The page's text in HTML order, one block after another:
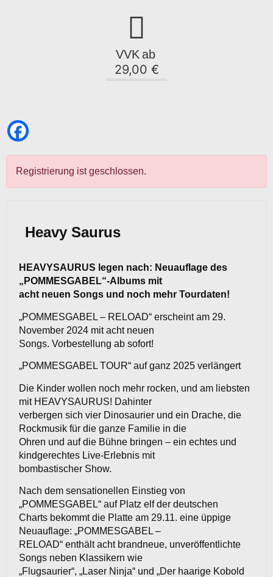
VVK ab
29,00 €
Registrierung ist geschlossen.
Heavy Saurus
HEAVYSAURUS legen nach: Neuauflage des
„POMMESGABEL“-Albums mit
acht neuen Songs und noch mehr Tourdaten!
„POMMESGABEL – RELOAD“ erscheint am 29.
November 2024 mit acht neuen
Songs. Vorbestellung ab sofort!
„POMMESGABEL TOUR“ auf ganz 2025 verlängert
Die Kinder wollen noch mehr rocken, und am liebsten
mit HEAVYSAURUS! Dahinter
verbergen sich vier Dinosaurier und ein Drache, die
Rockmusik für die ganze Familie in die
Ohren und auf die Bühne bringen – ein echtes und
kindgerechtes Live-Erlebnis mit
bombastischer Show.
Nach dem sensationellen Einstieg von
„POMMESGABEL“ auf Platz elf der deutschen
Charts bekommt die Platte am 29.11. eine üppige
Neuauflage: „POMMESGABEL –
RELOAD“ enthält acht brandneue, unveröffentlichte
Songs neben Klassikern wie
„Flugsaurier“, „Laser Ninja“ und „Der haarige Kobold